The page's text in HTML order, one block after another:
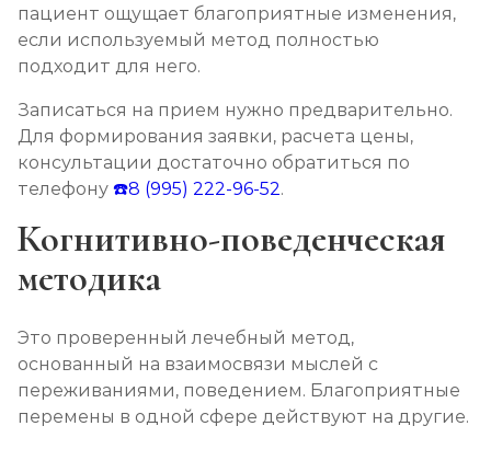
пациент ощущает благоприятные изменения,
если используемый метод полностью
подходит для него.
Записаться на прием нужно предварительно.
Для формирования заявки, расчета цены,
консультации достаточно обратиться по
телефону ☎️8 (995) 222-96-52.
Когнитивно-поведенческая
методика
Это проверенный лечебный метод,
основанный на взаимосвязи мыслей с
переживаниями, поведением. Благоприятные
перемены в одной сфере действуют на другие.